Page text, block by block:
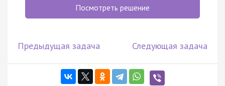
Посмотреть решение
Предыдущая задача Следующая задача